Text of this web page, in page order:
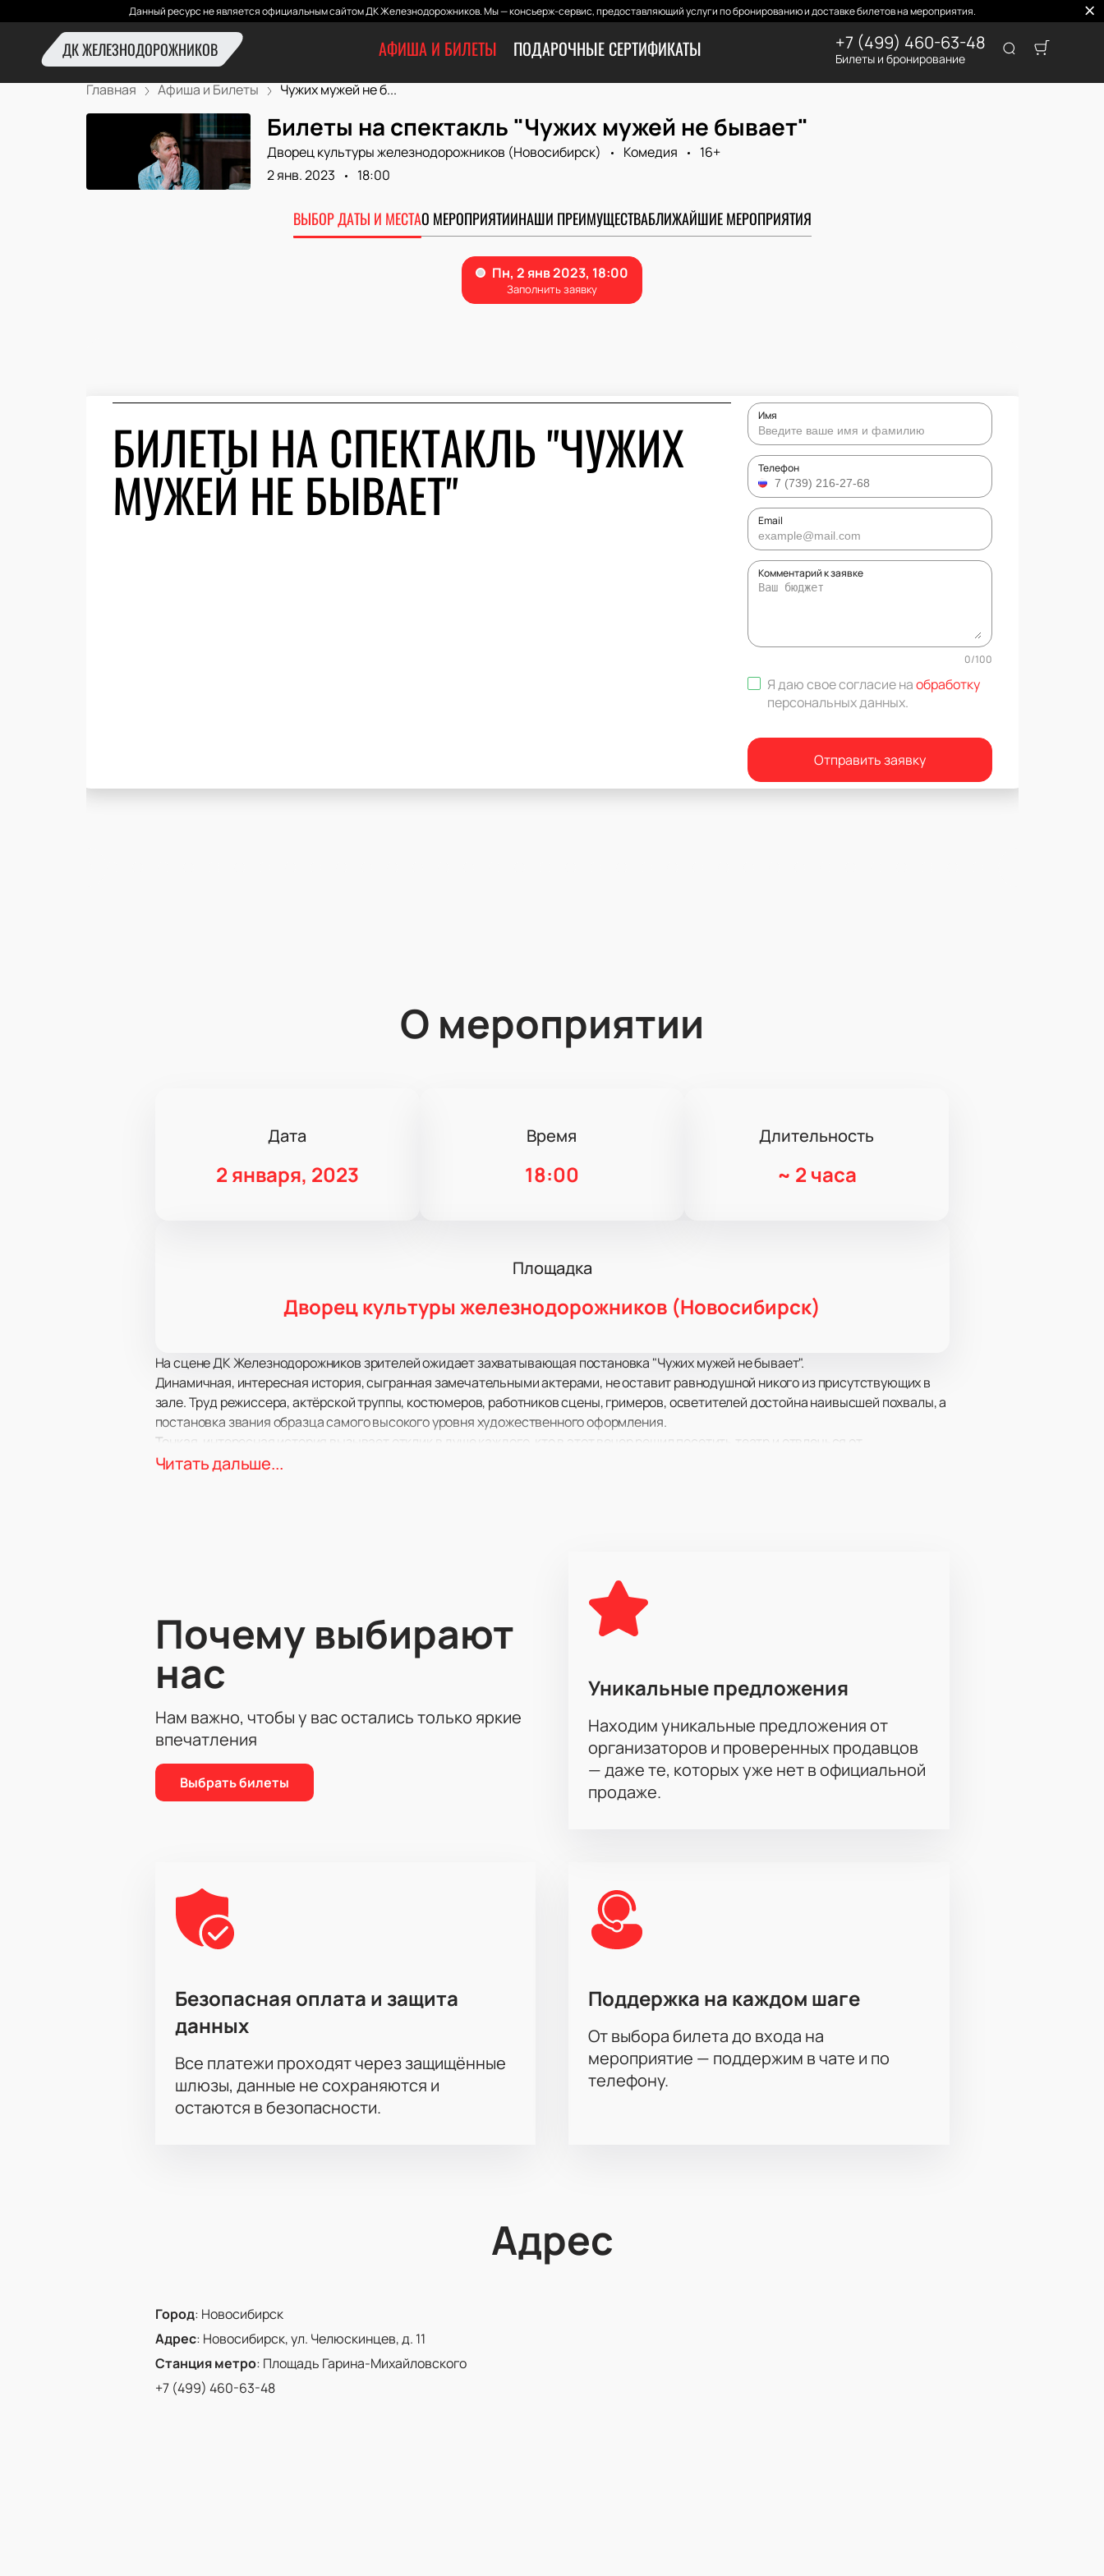
Данный ресурс не является официальным сайтом ДК Железнодорожников. Мы — консьерж-сервис, предоставляющий услуги по бронированию и доставке билетов на мероприятия.
ДК ЖЕЛЕЗНОДОРОЖНИКОВ АФИША И БИЛЕТЫ ПОДАРОЧНЫЕ СЕРТИФИКАТЫ +7 (499) 460-63-48
Билеты и бронирование
Главная Афиша и Билеты Чужих мужей не б...
Билеты на спектакль "Чужих мужей не бывает"
Дворец культуры железнодорожников (Новосибирск) Комедия
16+
2 янв. 2023
18:00
ВЫБОР ДАТЫ И МЕСТАО МЕРОПРИЯТИИНАШИ ПРЕИМУЩЕСТВАБЛИЖАЙШИЕ МЕРОПРИЯТИЯ
БИЛЕТЫ НА СПЕКТАКЛЬ "ЧУЖИХ
МУЖЕЙ НЕ БЫВАЕТ"
Имя
Телефон
Email
Комментарий к заявке
0/100
Я даю свое согласие наобработку
персональных данных.
Отправить заявку
О мероприятии
Дата
2 января, 2023
Время
18:00
Длительность
~ 2 часа
Площадка
Дворец культуры железнодорожников (Новосибирск)
На сцене ДК Железнодорожников зрителей ожидает захватывающая постановка "Чужих мужей не бывает".
Динамичная, интересная история, сыгранная замечательными актерами, не оставит равнодушной никого из присутствующих в
зале. Труд режиссера, актёрской труппы, костюмеров, работников сцены, гримеров, осветителей достойна наивысшей похвалы, а
постановка звания образца самого высокого уровня художественного оформления.
Тонкая, интересная история вызывает отклик в душе каждого, кто в этот вечер решил посетить театр и отвлечься от
повседневных забот и переживания. После ее просмотра остается приятное послевкусие, заряда позитива и положительных
Читать дальше...
Почему выбирают
нас
Нам важно, чтобы у вас остались только яркие
впечатления
Выбрать билеты
Уникальные предложения
Находим уникальные предложения от
организаторов и проверенных продавцов
— даже те, которых уже нет в официальной
продаже.
Безопасная оплата и защита
данных
Все платежи проходят через защищённые
шлюзы, данные не сохраняются и
остаются в безопасности.
Поддержка на каждом шаге
От выбора билета до входа на
мероприятие — поддержим в чате и по
телефону.
Адрес
Город: Новосибирск
Адрес: Новосибирск, ул. Челюскинцев, д. 11
Станция метро: Площадь Гарина-Михайловского
+7 (499) 460-63-48